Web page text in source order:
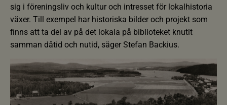
sig i föreningsliv och kultur och intresset för lokalhistoria
växer. Till exempel har historiska bilder och projekt som
finns att ta del av på det lokala på biblioteket knutit
samman dåtid och nutid, säger Stefan Backius.